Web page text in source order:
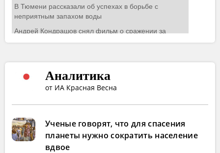
Аналитика
от ИА Красная Весна
Ученые говорят, что для спасения
планеты нужно сократить население
вдвое